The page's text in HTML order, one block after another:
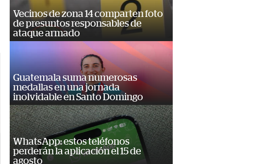
Vecinos de zona 14 comparten foto
de presuntos responsables de
ataque armado
Guatemala suma numerosas
medallas en una jornada
inolvidable en Santo Domingo
WhatsApp: estos teléfonos
perderán la aplicación el 15 de
agosto